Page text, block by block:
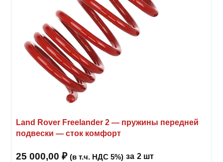
Land Rover Freelander 2 — пружины передней
подвески — сток комфорт
25 000,00 ₽ (в т.ч. НДС 5%) за 2 шт